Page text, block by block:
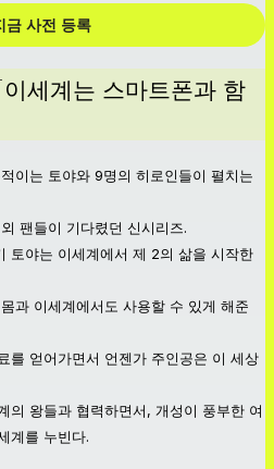
금 사전 등록
세계는 스마트폰과 함
이는 토야와 9명의 히로인들이 펼치는
팬들이 기다렸던 신시리즈.
토야는 이세계에서 제 2의 삶을 시작한
과 이세계에서도 사용할 수 있게 해준
를 얻어가면서 언젠가 주인공은 이 세상
의 왕들과 협력하면서, 개성이 풍부한 여
계를 누빈다.